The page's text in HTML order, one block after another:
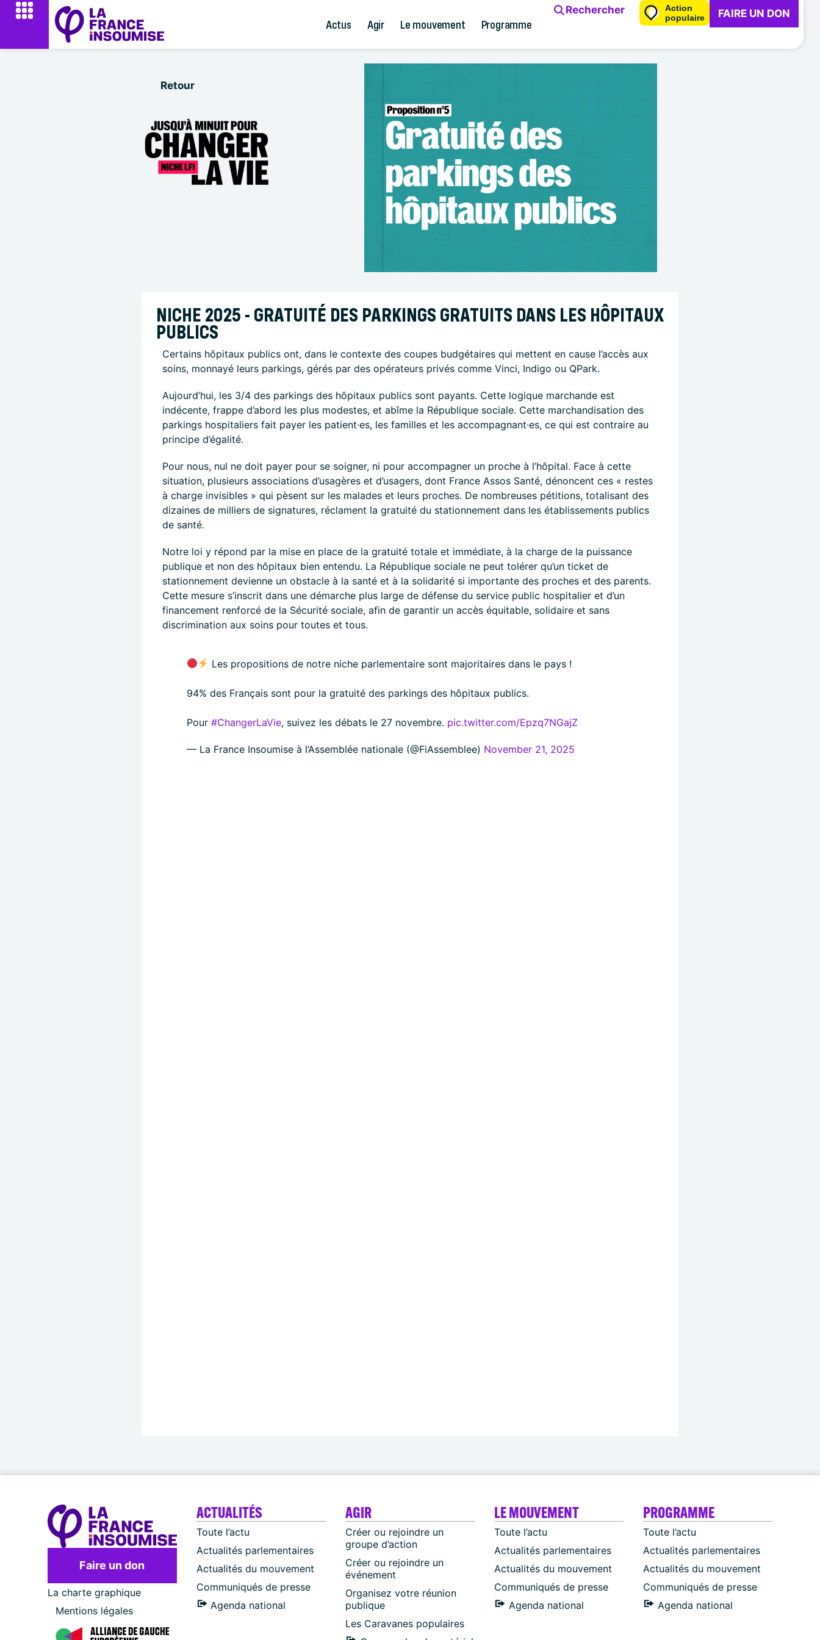
Actus Agir Le mouvement Programme
Rechercher
Action
populaire
FAIRE UN DON
Retour
NICHE 2025 - GRATUITÉ DES PARKINGS GRATUITS DANS LES HÔPITAUX
PUBLICS
Certains hôpitaux publics ont, dans le contexte des coupes budgétaires qui mettent en cause l’accès aux
soins, monnayé leurs parkings, gérés par des opérateurs privés comme Vinci, Indigo ou QPark.
Aujourd’hui, les 3/4 des parkings des hôpitaux publics sont payants. Cette logique marchande est
indécente, frappe d’abord les plus modestes, et abîme la République sociale. Cette marchandisation des
parkings hospitaliers fait payer les patient·es, les familles et les accompagnant·es, ce qui est contraire au
principe d’égalité.
Pour nous, nul ne doit payer pour se soigner, ni pour accompagner un proche à l’hôpital. Face à cette
situation, plusieurs associations d’usagères et d’usagers, dont France Assos Santé, dénoncent ces « restes
à charge invisibles » qui pèsent sur les malades et leurs proches. De nombreuses pétitions, totalisant des
dizaines de milliers de signatures, réclament la gratuité du stationnement dans les établissements publics
de santé.
Notre loi y répond par la mise en place de la gratuité totale et immédiate, à la charge de la puissance
publique et non des hôpitaux bien entendu. La République sociale ne peut tolérer qu’un ticket de
stationnement devienne un obstacle à la santé et à la solidarité si importante des proches et des parents.
Cette mesure s’inscrit dans une démarche plus large de défense du service public hospitalier et d’un
financement renforcé de la Sécurité sociale, afin de garantir un accès équitable, solidaire et sans
discrimination aux soins pour toutes et tous.
Les propositions de notre niche parlementaire sont majoritaires dans le pays !
94% des Français sont pour la gratuité des parkings des hôpitaux publics.
Pour #ChangerLaVie, suivez les débats le 27 novembre. pic​.twitter​.com/​E​p​z​q​7​N​G​ajZ
— La France Insoumise à l’Assemblée nationale (@FiAssemblee) November 21, 2025
Faire un don
La charte graphique
Mentions légales
ACTUALITÉS
Toute l’actu
Actualités parlementaires
Actualités du mouvement
Communiqués de presse
Agenda national
AGIR
Créer ou rejoindre un
groupe d’action
Créer ou rejoindre un
événement
Organisez votre réunion
publique
Les Caravanes populaires
LE MOUVEMENT
Toute l’actu
Actualités parlementaires
Actualités du mouvement
Communiqués de presse
Agenda national
PROGRAMME
Toute l’actu
Actualités parlementaires
Actualités du mouvement
Communiqués de presse
Agenda national